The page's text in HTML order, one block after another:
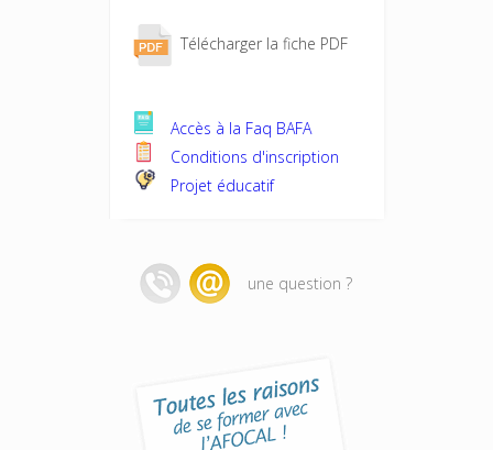
Télécharger la fiche PDF
Accès à la Faq BAFA
Conditions d'inscription
Projet éducatif
une question ?